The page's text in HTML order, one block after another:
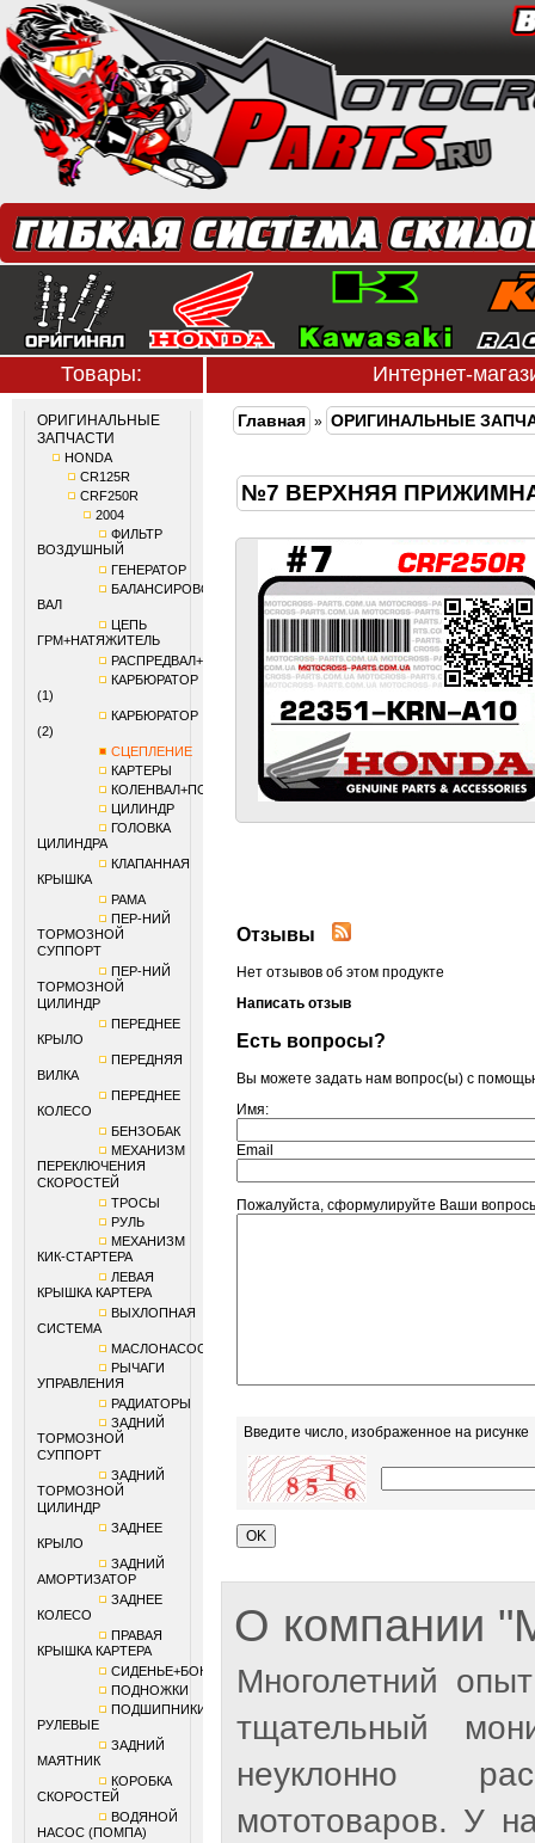
Товары: Интернет-
ОРИГИНАЛЬНЫЕ
ЗАПЧАСТИ
HONDA
CR125R
CRF250R
2004
ФИЛЬТР
ВОЗДУШНЫЙ
ГЕНЕРАТОР
БАЛАНСИРОВОЧНЫЙ
ВАЛ
ЦЕПЬ
ГРМ+НАТЯЖИТЕЛЬ
РАСПРЕДВАЛ+КЛАПАНЫ
КАРБЮРАТОР
(1)
КАРБЮРАТОР
(2)
СЦЕПЛЕНИЕ
КАРТЕРЫ
КОЛЕНВАЛ+ПОРШЕНЬ
ЦИЛИНДР
ГОЛОВКА
ЦИЛИНДРА
КЛАПАННАЯ
КРЫШКА
РАМА
ПЕР-НИЙ
ТОРМОЗНОЙ
СУППОРТ
ПЕР-НИЙ
ТОРМОЗНОЙ
ЦИЛИНДР
ПЕРЕДНЕЕ
КРЫЛО
ПЕРЕДНЯЯ
ВИЛКА
ПЕРЕДНЕЕ
КОЛЕСО
БЕНЗОБАК
МЕХАНИЗМ
ПЕРЕКЛЮЧЕНИЯ
СКОРОСТЕЙ
ТРОСЫ
РУЛЬ
МЕХАНИЗМ
КИК-СТАРТЕРА
ЛЕВАЯ
КРЫШКА КАРТЕРА
ВЫХЛОПНАЯ
СИСТЕМА
МАСЛОНАСОС
РЫЧАГИ
УПРАВЛЕНИЯ
РАДИАТОРЫ
ЗАДНИЙ
ТОРМОЗНОЙ
СУППОРТ
ЗАДНИЙ
ТОРМОЗНОЙ
ЦИЛИНДР
ЗАДНЕЕ
КРЫЛО
ЗАДНИЙ
АМОРТИЗАТОР
ЗАДНЕЕ
КОЛЕСО
ПРАВАЯ
КРЫШКА КАРТЕРА
СИДЕНЬЕ+БОКОВИНЫ
ПОДНОЖКИ
ПОДШИПНИКИ
РУЛЕВЫЕ
ЗАДНИЙ
МАЯТНИК
КОРОБКА
СКОРОСТЕЙ
ВОДЯНОЙ
НАСОС (ПОМПА)
Главная » ОРИГИНАЛЬНЫЕ
№7 ВЕРХНЯЯ
Отзывы
Нет отзывов об этом продукте
Написать отзыв
Есть вопросы?
Вы можете задать нам вопрос(ы) с
Имя:
Email
Пожалуйста, сформулируйте Ваши
Введите число, изображенное на рисунке
О компании
Многолетний
тщательный
неуклонно
мототоваров. У